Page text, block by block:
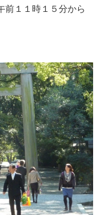
前１１時１５分から